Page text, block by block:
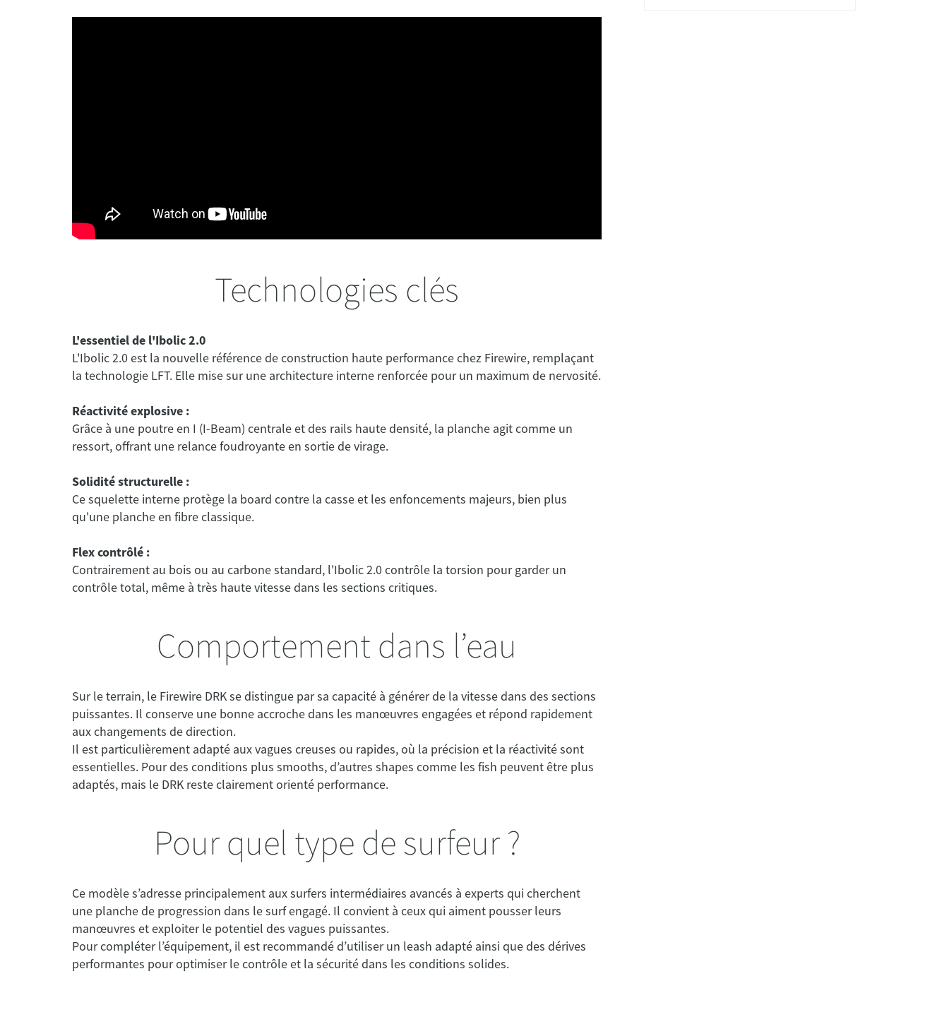
Technologies clés
L'essentiel de l'Ibolic 2.0
L'Ibolic 2.0 est la nouvelle référence de construction haute performance chez Firewire, remplaçant
la technologie LFT. Elle mise sur une architecture interne renforcée pour un maximum de nervosité.
Réactivité explosive :
Grâce à une poutre en I (I-Beam) centrale et des rails haute densité, la planche agit comme un
ressort, offrant une relance foudroyante en sortie de virage.
Solidité structurelle :
Ce squelette interne protège la board contre la casse et les enfoncements majeurs, bien plus
qu'une planche en fibre classique.
Flex contrôlé :
Contrairement au bois ou au carbone standard, l'Ibolic 2.0 contrôle la torsion pour garder un
contrôle total, même à très haute vitesse dans les sections critiques.
Comportement dans l’eau
Sur le terrain, le Firewire DRK se distingue par sa capacité à générer de la vitesse dans des sections
puissantes. Il conserve une bonne accroche dans les manœuvres engagées et répond rapidement
aux changements de direction.
Il est particulièrement adapté aux vagues creuses ou rapides, où la précision et la réactivité sont
essentielles. Pour des conditions plus smooths, d’autres shapes comme les fish peuvent être plus
adaptés, mais le DRK reste clairement orienté performance.
Pour quel type de surfeur ?
Ce modèle s’adresse principalement aux surfers intermédiaires avancés à experts qui cherchent
une planche de progression dans le surf engagé. Il convient à ceux qui aiment pousser leurs
manœuvres et exploiter le potentiel des vagues puissantes.
Pour compléter l’équipement, il est recommandé d’utiliser un leash adapté ainsi que des dérives